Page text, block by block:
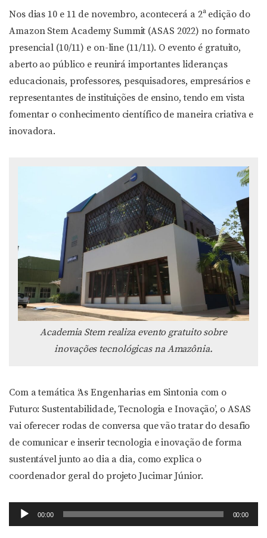
Nos dias 10 e 11 de novembro, acontecerá a 2ª edição do
Amazon Stem Academy Summit (ASAS 2022) no formato
presencial (10/11) e on-line (11/11). O evento é gratuito,
aberto ao público e reunirá importantes lideranças
educacionais, professores, pesquisadores, empresários e
representantes de instituições de ensino, tendo em vista
fomentar o conhecimento científico de maneira criativa e
inovadora.
Academia Stem realiza evento gratuito sobre
inovações tecnológicas na Amazônia.
Com a temática ‘As Engenharias em Sintonia com o
Futuro: Sustentabilidade, Tecnologia e Inovação’, o ASAS
vai oferecer rodas de conversa que vão tratar do desafio
de comunicar e inserir tecnologia e inovação de forma
sustentável junto ao dia a dia, como explica o
coordenador geral do projeto Jucimar Júnior.
Tocador
de
00:00 00:00